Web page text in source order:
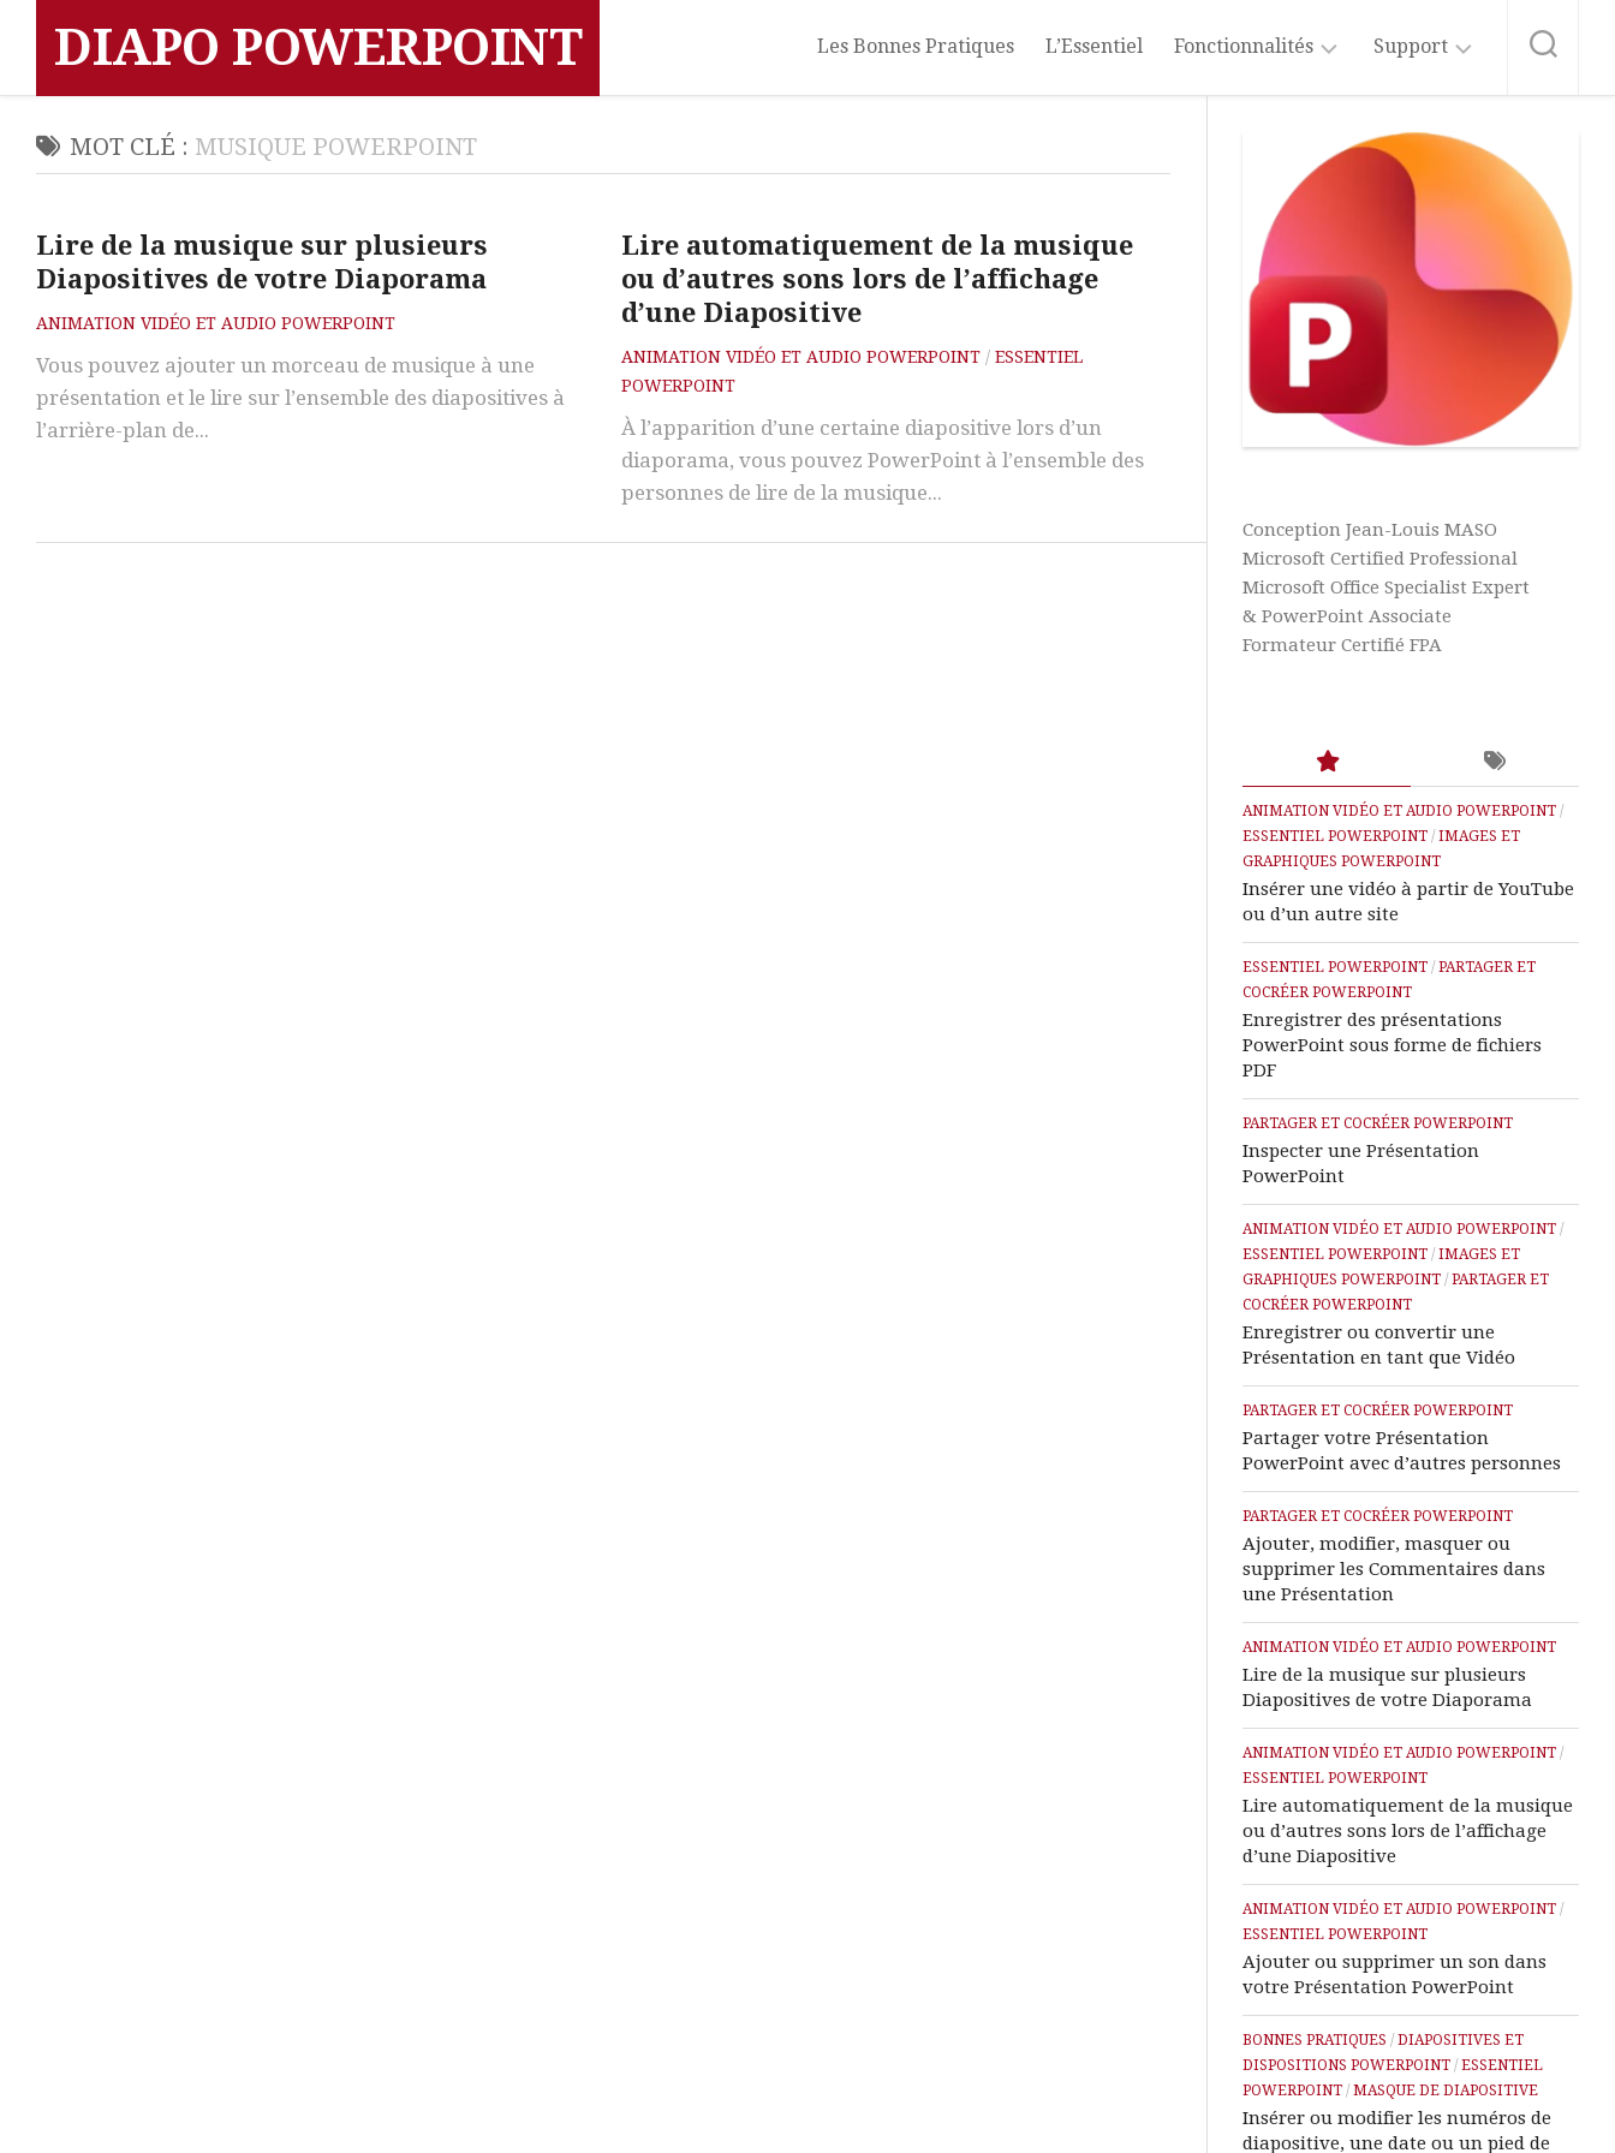
contentDIAPO POWERPOINT Les Bonnes Pratiques L’Essentiel Fonctionnalités
Intelligence
Artificielle
d’Affichage
Diapositives
Diapositives
Images
Graphiques
Présenter
Diaporamas
Cocréer
Support
PowerPoint
Abonnement
Source
Vidéos
Aide
&
Tutos
Word
Aide
&
Tutos
Access
Aide
&
IA
Microsoft
Learn
Assistance
à
Distance
MOT CLÉ : MUSIQUE POWERPOINT
Lire de la musique sur plusieurs
Diapositives de votre Diaporama
ANIMATION VIDÉO ET AUDIO POWERPOINT
Vous pouvez ajouter un morceau de musique à une
présentation et le lire sur l’ensemble des diapositives à
l’arrière-plan de...
Lire automatiquement de la musique
ou d’autres sons lors de l’affichage
d’une Diapositive
ANIMATION VIDÉO ET AUDIO POWERPOINT / ESSENTIEL
POWERPOINT
À l’apparition d’une certaine diapositive lors d’un
diaporama, vous pouvez PowerPoint à l’ensemble des
personnes de lire de la musique...
Conception Jean-Louis MASO
Microsoft Certified Professional
Microsoft Office Specialist Expert
& PowerPoint Associate
Formateur Certifié FPA
ANIMATION VIDÉO ET AUDIO POWERPOINT /
ESSENTIEL POWERPOINT / IMAGES ET
GRAPHIQUES POWERPOINT
Insérer une vidéo à partir de YouTube
ou d’un autre site
ESSENTIEL POWERPOINT / PARTAGER ET
COCRÉER POWERPOINT
Enregistrer des présentations
PowerPoint sous forme de fichiers
PDF
PARTAGER ET COCRÉER POWERPOINT
Inspecter une Présentation
PowerPoint
ANIMATION VIDÉO ET AUDIO POWERPOINT /
ESSENTIEL POWERPOINT / IMAGES ET
GRAPHIQUES POWERPOINT / PARTAGER ET
COCRÉER POWERPOINT
Enregistrer ou convertir une
Présentation en tant que Vidéo
PARTAGER ET COCRÉER POWERPOINT
Partager votre Présentation
PowerPoint avec d’autres personnes
PARTAGER ET COCRÉER POWERPOINT
Ajouter, modifier, masquer ou
supprimer les Commentaires dans
une Présentation
ANIMATION VIDÉO ET AUDIO POWERPOINT
Lire de la musique sur plusieurs
Diapositives de votre Diaporama
ANIMATION VIDÉO ET AUDIO POWERPOINT /
ESSENTIEL POWERPOINT
Lire automatiquement de la musique
ou d’autres sons lors de l’affichage
d’une Diapositive
ANIMATION VIDÉO ET AUDIO POWERPOINT /
ESSENTIEL POWERPOINT
Ajouter ou supprimer un son dans
votre Présentation PowerPoint
BONNES PRATIQUES / DIAPOSITIVES ET
DISPOSITIONS POWERPOINT / ESSENTIEL
POWERPOINT / MASQUE DE DIAPOSITIVE
Insérer ou modifier les numéros de
diapositive, une date ou un pied de